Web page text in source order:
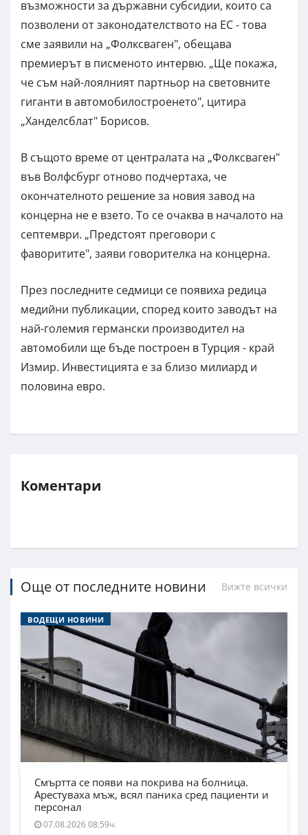
възможности за държавни субсидии, които са
позволени от законодателството на ЕС - това
сме заявили на „Фолксваген", обещава
премиерът в писменото интервю. „Ще покажа,
че съм най-лоялният партньор на световните
гиганти в автомобилостроенето", цитира
„Ханделсблат" Борисов.
В същото време от централата на „Фолксваген"
във Волфсбург отново подчертаха, че
окончателното решение за новия завод на
концерна не е взето. То се очаква в началото на
септември. „Предстоят преговори с
фаворитите", заяви говорителка на концерна.
През последните седмици се появиха редица
медийни публикации, според които заводът на
най-големия германски производител на
автомобили ще бъде построен в Турция - край
Измир. Инвестицията е за близо милиард и
половина евро.
Коментари
Още от последните новини Вижте всички
ВОДЕЩИ НОВИНИ
Смъртта се появи на покрива на болница.
Арестуваха мъж, всял паника сред пациенти и
персонал
07.08.2026 08:59ч.